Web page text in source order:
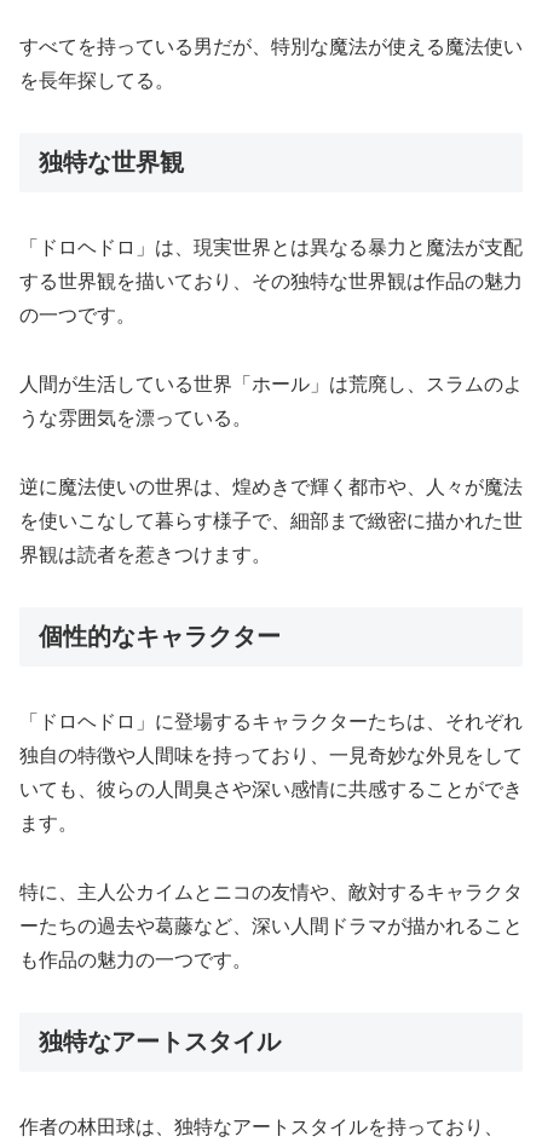
すべてを持っている男だが、特別な魔法が使える魔法使い
を長年探してる。
独特な世界観
「ドロヘドロ」は、現実世界とは異なる暴力と魔法が支配
する世界観を描いており、その独特な世界観は作品の魅力
の一つです。
人間が生活している世界「ホール」は荒廃し、スラムのよ
うな雰囲気を漂っている。
逆に魔法使いの世界は、煌めきで輝く都市や、人々が魔法
を使いこなして暮らす様子で、細部まで緻密に描かれた世
界観は読者を惹きつけます。
個性的なキャラクター
「ドロヘドロ」に登場するキャラクターたちは、それぞれ
独自の特徴や人間味を持っており、一見奇妙な外見をして
いても、彼らの人間臭さや深い感情に共感することができ
ます。
特に、主人公カイムとニコの友情や、敵対するキャラクタ
ーたちの過去や葛藤など、深い人間ドラマが描かれること
も作品の魅力の一つです。
独特なアートスタイル
作者の林田球は、独特なアートスタイルを持っており、